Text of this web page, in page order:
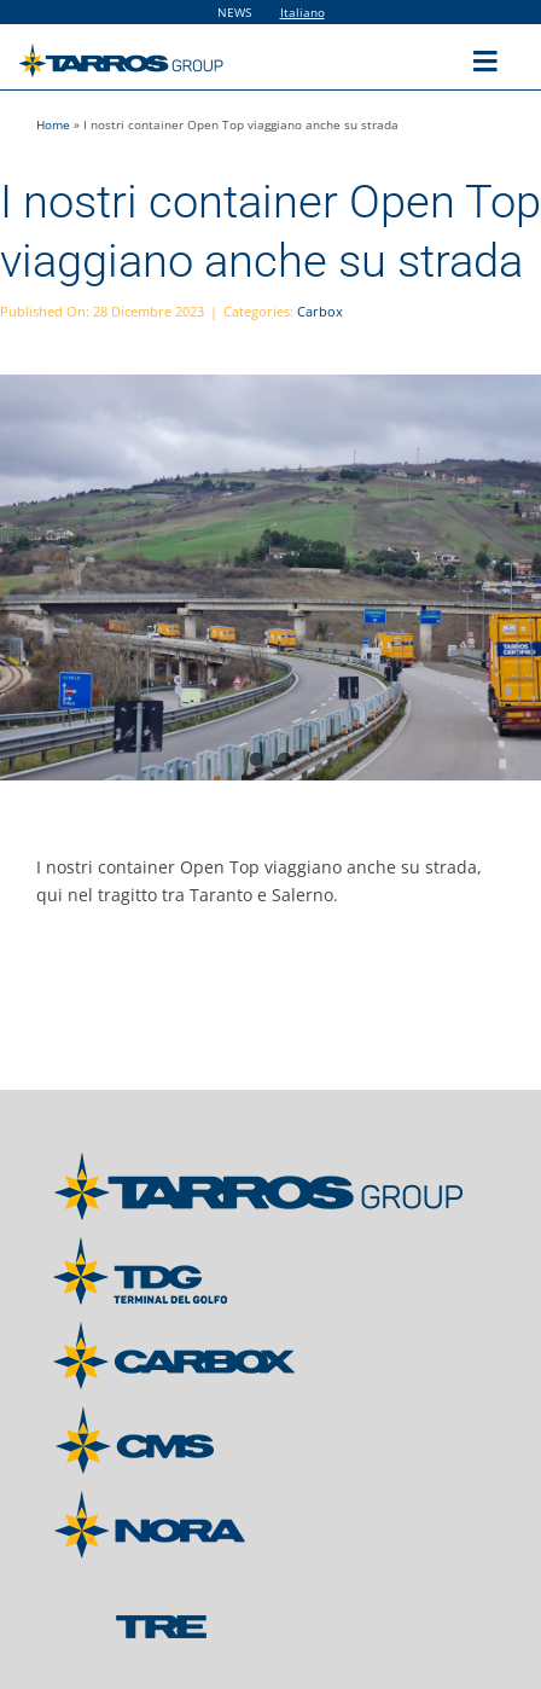
contenuto
NEWS Italiano
Home
The Group
Sustainability
People
Contacts
Home » I nostri container Open Top viaggiano anche su strada
I nostri container Open Top
viaggiano anche su strada
Published On: 28 Dicembre 2023 | Categories: Carbox
I nostri container Open Top viaggiano anche su strada,
qui nel tragitto tra Taranto e Salerno.